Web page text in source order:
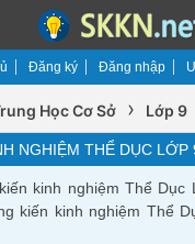
Đăng ký Đăng nhập
Học Cơ Sở › Lớp 9
NGHIỆM THỂ DỤC LỚP
kinh nghiệm Thể Dục
kiến kinh nghiệm Thể